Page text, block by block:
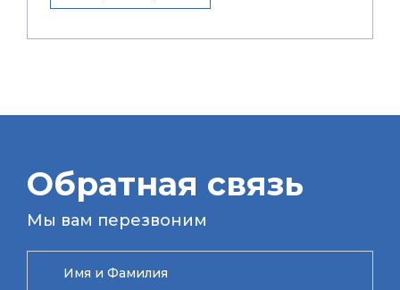
Обратная связь
Мы вам перезвоним